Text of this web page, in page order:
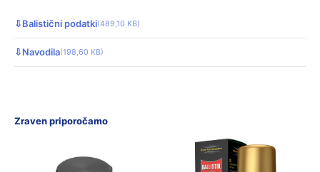
⇩Balistični podatki(489,10 KB)
⇩Navodila(198,60 KB)
Zraven priporočamo